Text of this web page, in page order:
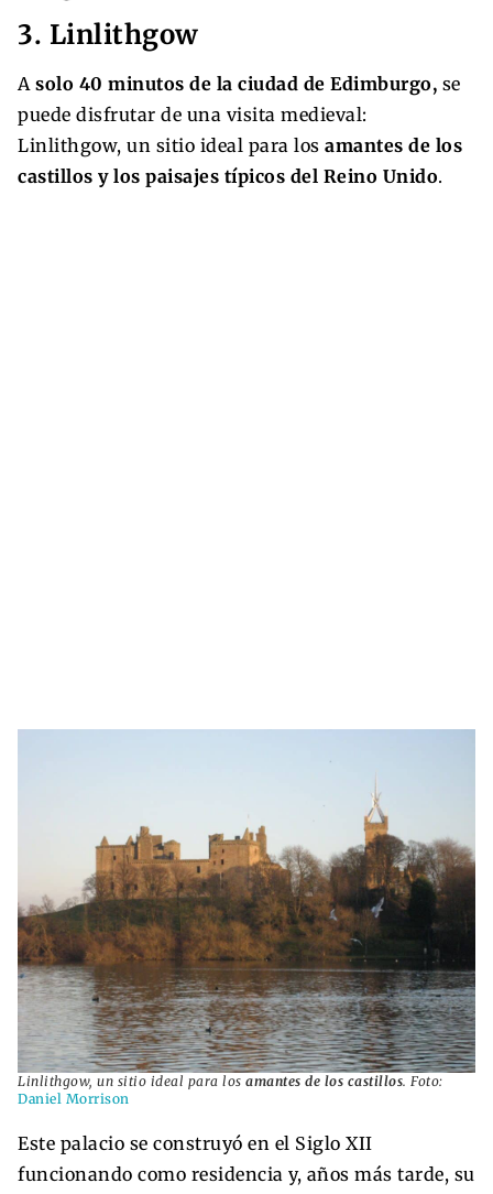
3. Linlithgow
A solo 40 minutos de la ciudad de Edimburgo, se
puede disfrutar de una visita medieval:
Linlithgow, un sitio ideal para los amantes de los
castillos y los paisajes típicos del Reino Unido.
Linlithgow, un sitio ideal para los amantes de los castillos. Foto:
Daniel Morrison
Este palacio se construyó en el Siglo XII
funcionando como residencia y, años más tarde, su